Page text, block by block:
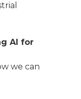
AI for
we can